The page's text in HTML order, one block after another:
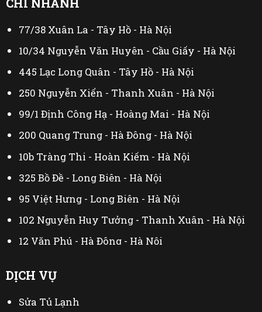
CHI NHÁNH
77/38 Xuân La - Tây Hồ - Hà Nội
10/34 Nguyễn Văn Huyên - Cầu Giấy - Hà Nội
445 Lạc Long Quân - Tây Hồ - Hà Nội
250 Nguyễn Xiển - Thanh Xuân - Hà Nội
99/1 Định Công Hạ - Hoàng Mai - Hà Nội
200 Quang Trung - Hà Đông - Hà Nội
10b Tràng Thi - Hoàn Kiếm - Hà Nội
325 Bồ Đề - Long Biên - Hà Nội
95 Việt Hưng - Long Biên - Hà Nội
102 Nguyễn Huy Tưởng - Thanh Xuân - Hà Nội
12 Văn Phú - Hà Đông - Hà Nội
230 Mễ Trì Thượng - Nam Từ Liêm - Hà Nội
402 Mỹ Đình - Từ Liêm - Hà Nội
DỊCH VỤ
Sửa Tủ Lạnh